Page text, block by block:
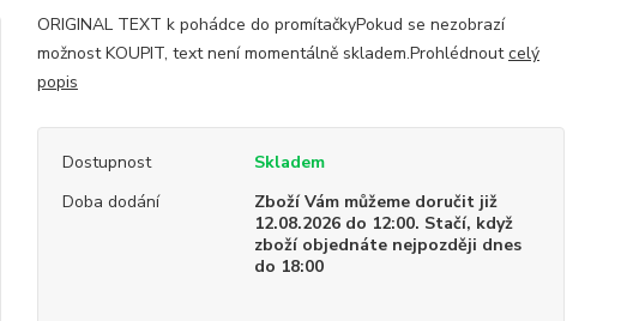
ORIGINAL TEXT k pohádce do promítačkyPokud se nezobrazí
možnost KOUPIT, text není momentálně skladem.Prohlédnoutcelý
popis
Dostupnost
Skladem
Doba dodání
Zboží Vám můžeme doručit již
12.08.2026 do 12:00. Stačí, když
zboží objednáte nejpozději dnes
do 18:00